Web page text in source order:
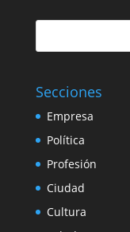
Secciones
Empresa
Política
Profesión
Ciudad
Cultura